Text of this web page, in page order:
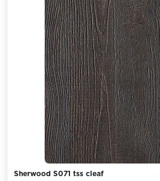
Sherwood S071 tss cleaf